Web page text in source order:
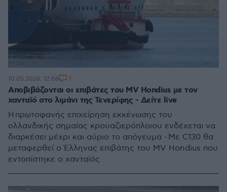
Αποβιβάζονται οι επιβάτες του MV Hondius με τον
χανταϊό στο λιμάνι της Τενερίφης - Δείτε live
Η πρωτοφανής επιχείρηση εκκένωσης του
ολλανδικής σημαίας κρουαζιερόπλοιου ενδέχεται να
διαρκέσει μέχρι και αύριο το απόγευμα - Με C130 θα
μεταφερθεί ο Έλληνας επιβάτης του MV Hondius που
εντοπίστηκε ο χανταϊός
10.05.2026, 12:06 1